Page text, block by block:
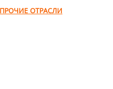
ПРОЧИЕ ОТРАСЛИ